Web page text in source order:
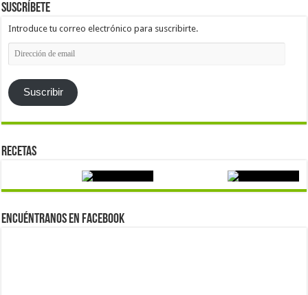
Suscríbete
Introduce tu correo electrónico para suscribirte.
Dirección
de
email
Suscribir
Recetas
Encuéntranos en Facebook